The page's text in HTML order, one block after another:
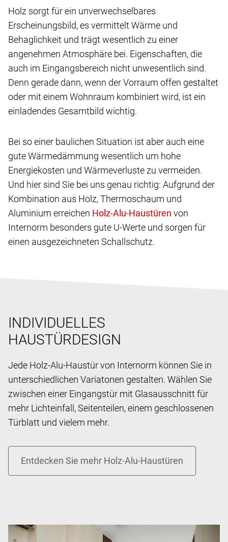
Holz sorgt für ein unverwechselbares
Erscheinungsbild, es vermittelt Wärme und
Behaglichkeit und trägt wesentlich zu einer
angenehmen Atmosphäre bei. Eigenschaften, die
auch im Eingangsbereich nicht unwesentlich sind.
Denn gerade dann, wenn der Vorraum offen gestaltet
oder mit einem Wohnraum kombiniert wird, ist ein
einladendes Gesamtbild wichtig.
Bei so einer baulichen Situation ist aber auch eine
gute Wärmedämmung wesentlich um hohe
Energiekosten und Wärmeverluste zu vermeiden.
Und hier sind Sie bei uns genau richtig: Aufgrund der
Kombination aus Holz, Thermoschaum und
Aluminium erreichen
von
Internorm besonders gute U-Werte und sorgen für
einen ausgezeichneten Schallschutz.
INDIVIDUELLES
HAUSTÜRDESIGN
Jede Holz-Alu-Haustür von Internorm können Sie in
unterschiedlichen Variatonen gestalten. Wählen Sie
zwischen einer Eingangstür mit Glasausschnitt für
mehr Lichteinfall, Seitenteilen, einem geschlossenen
Türblatt und vielem mehr.